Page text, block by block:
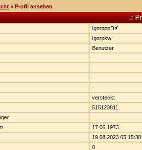
» Profil ansehen
.:
IgorpppDX
Igorpkw
Benutzer
-
-
-
versteckt
515123811
17.06.1973
19.08.2023 05:15:38
0